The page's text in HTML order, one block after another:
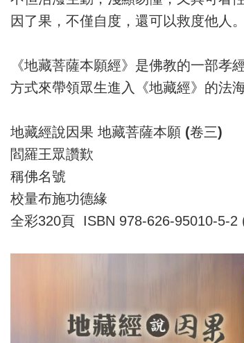
因了果，不僅自度，還可以救度他人。
《地藏菩薩本願經》是佛教的一部
方式來帶領眾生進入《地藏經》的法
地藏經說因果 地藏菩薩本願 (卷三)
閻羅王眾讚歎
稱佛名號
校量布施功德緣
全彩320頁 ISBN 978-626-95010-5-2